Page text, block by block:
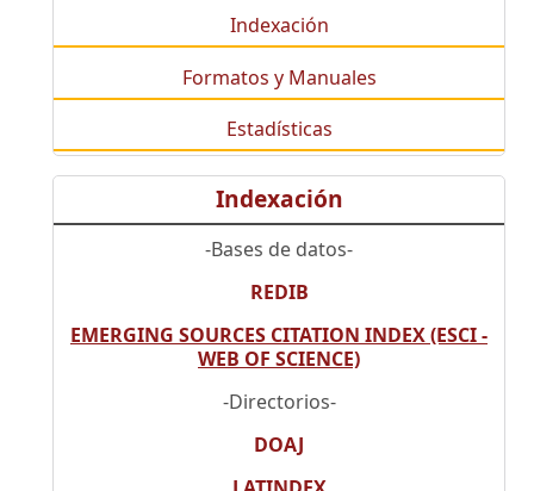
Indexación
Formatos y Manuales
Estadísticas
Indexación
-Bases de datos-
REDIB
EMERGING SOURCES CITATION INDEX (ESCI -
WEB OF SCIENCE)
-Directorios-
DOAJ